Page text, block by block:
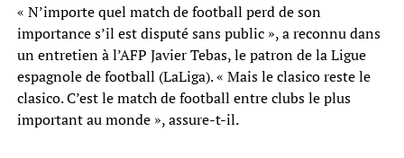
« N’importe quel match de football perd de son
importance s’il est disputé sans public », a reconnu dans
un entretien à l’AFP Javier Tebas, le patron de la Ligue
espagnole de football (LaLiga). « Mais le clasico reste le
clasico. C’est le match de football entre clubs le plus
important au monde », assure-t-il.